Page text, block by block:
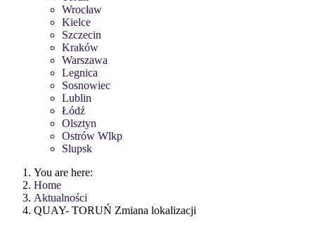
Wrocław
Kielce
Szczecin
Kraków
Warszawa
Legnica
Sosnowiec
Lublin
Łódź
Olsztyn
Ostrów Wlkp
Slupsk
You are here:
Home
Aktualności
QUAY- TORUŃ Zmiana lokalizacji